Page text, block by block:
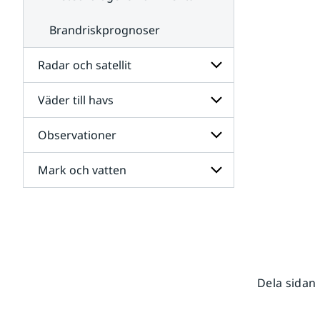
Brandriskprognoser
Radar och satellit
Undersidor
för
Radar
och
satellit
Väder till havs
Undersidor
för
Väder
till
havs
Observationer
Undersidor
för
Mark och vatten
Dela sidan